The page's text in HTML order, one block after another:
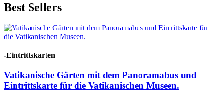
Best Sellers
-Eintrittskarten
Vatikanische Gärten mit dem Panoramabus und
Eintrittskarte für die Vatikanischen Museen.